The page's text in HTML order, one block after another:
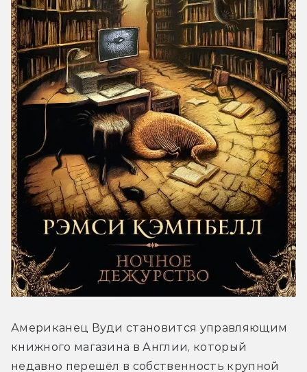
Американец Вуди становится управляющим
книжного магазина в Англии, который
недавно перешёл в собственность крупной